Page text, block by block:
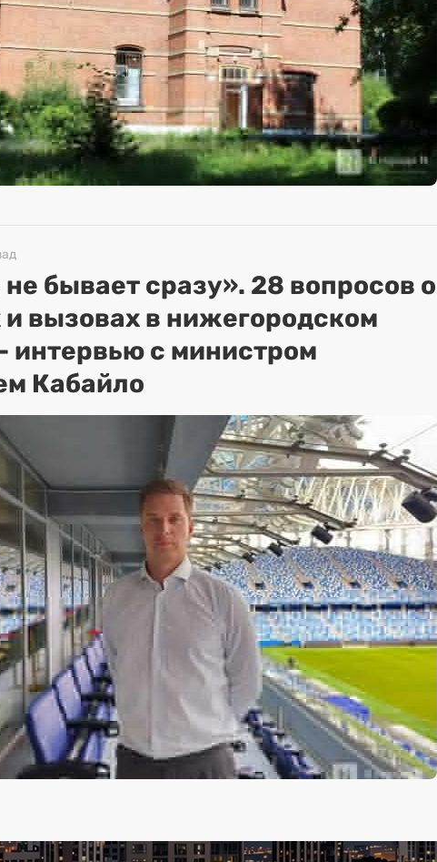
бывает сразу». 28 вопросов о
и вызовах в нижегородском
интервью с министром
Кабайло